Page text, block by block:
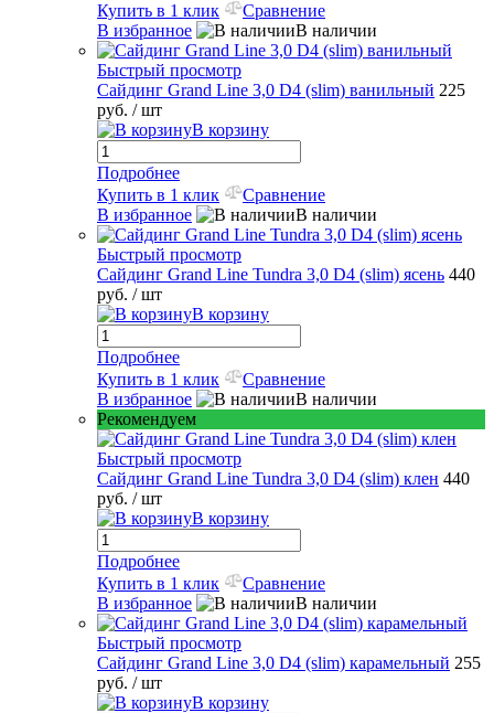
Купить в 1 клик
Сравнение
В избранное
В наличии
Быстрый просмотр
Сайдинг Grand Line 3,0 D4 (slim) ванильный 225
руб. / шт
В корзину
Подробнее
Купить в 1 клик
Сравнение
В избранное
В наличии
Быстрый просмотр
Сайдинг Grand Line Tundra 3,0 D4 (slim) ясень 440
руб. / шт
В корзину
Подробнее
Купить в 1 клик
Сравнение
В избранное
В наличии
Рекомендуем
Быстрый просмотр
Сайдинг Grand Line Tundra 3,0 D4 (slim) клен 440
руб. / шт
В корзину
Подробнее
Купить в 1 клик
Сравнение
В избранное
В наличии
Быстрый просмотр
Сайдинг Grand Line 3,0 D4 (slim) карамельный 255
руб. / шт
В корзину